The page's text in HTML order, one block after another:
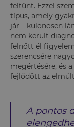
feltűnt. Ezzel
típus, amely
jár – különösen
nem került
felnőtt él
szerencsére
megértésére, és
fejlődött az
A pontos